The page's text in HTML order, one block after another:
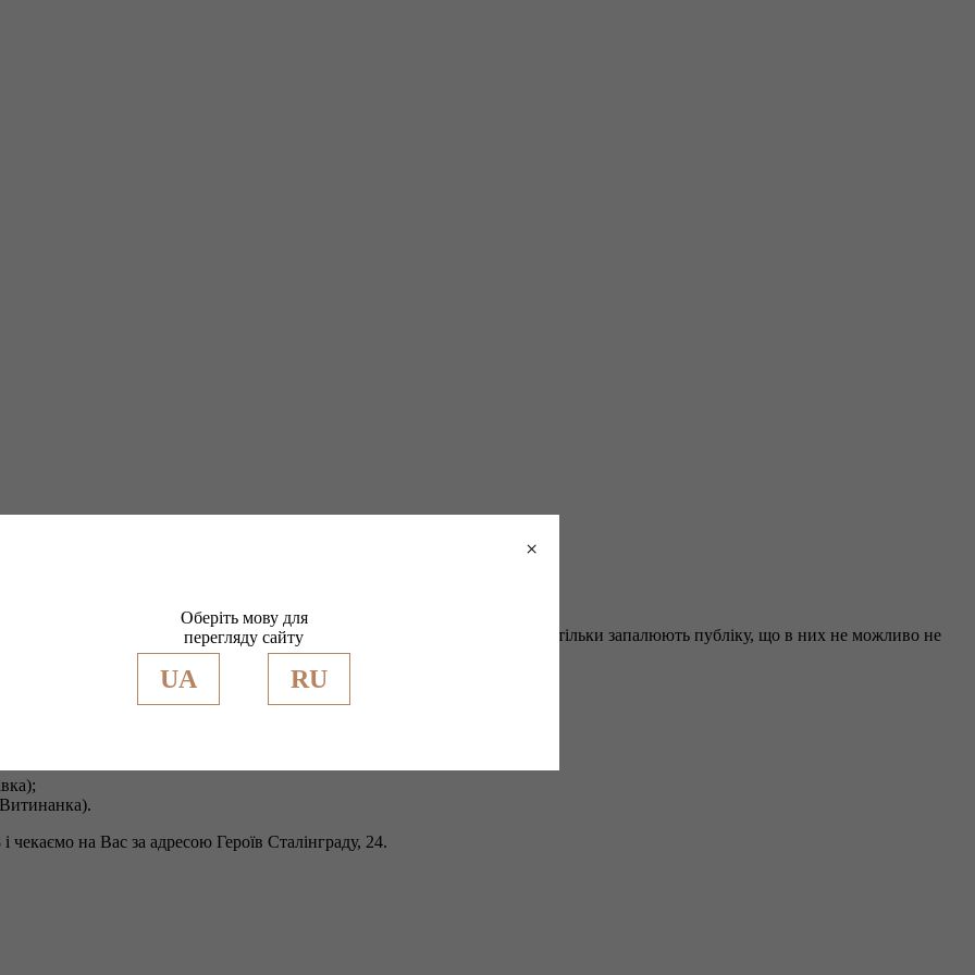
гурту Oleksa МЕД, DJ RomaNich та караоке
МЕД, DJ RomaNich та караоке
Cafе, неперевершений Oleksa МЕД. Учасники гурту Oleksa МЕД настільки запалюють публіку, що в них не можливо не
найяскравішими музичними хітами.
на Вас за адресою Героїв Сталінграду, 24.
×
Оберіть мову для
перегляду сайту
UA RU